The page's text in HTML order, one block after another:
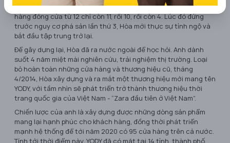
không có tiền để duy trì hoạt động kinh doanh. Và các cửa
hàng đóng cửa từ 12 chỉ còn 11, rồi 10, rồi còn 4. Lúc đó đứng
trước nguy cơ phá sản lần thứ 3, Hòa mới thực sự tỉnh ngộ và
bắt đầu tập trung trở lại.
Để gây dựng lại, Hòa đã ra nước ngoài để học hỏi. Anh dành
suốt 4 năm miệt mài nghiên cứu, trải nghiệm thị trường. Loại
bỏ hoàn toàn những cửa hàng và thương hiệu cũ, tháng
4/2014, Hòa xây dựng và ra mắt một thương hiệu mới mang tên
YODY, với tầm nhìn sẽ phát triển trở thành thương hiệu thời
trang quốc gia của Việt Nam - “Zara đầu tiên ở Việt Nam”.
Chiến lược của anh là xây dựng được những dòng sản phẩm
mang lại hạnh phúc cho khách hàng, đồng thời phát triển
mạnh hệ thống để tới năm 2020 có 95 cửa hàng trên cả nước.
Tính tới thời điểm này, YODY đã có mặt tại 14 tỉnh, thành phố,